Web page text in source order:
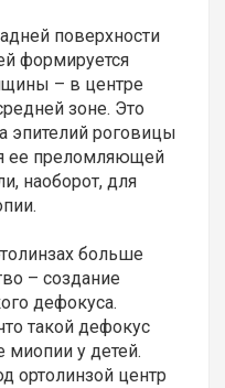
поверхности
формируется
– в центре
зоне. Это
эпителий роговицы
ее преломляющей
наоборот, для
больше
– создание
дефокуса.
такой дефокус
миопии у детей.
ортолинзой центр